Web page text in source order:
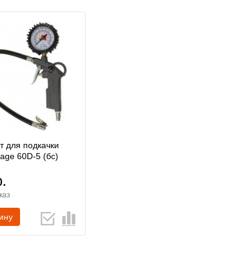
для подкачки
60D-5 (бс)